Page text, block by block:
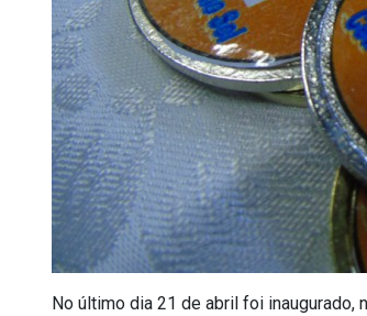
No último dia 21 de abril foi inaugurado,